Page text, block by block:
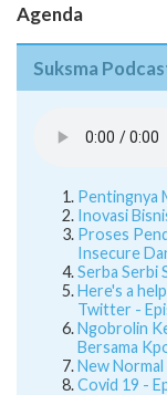
Agenda
Suksma
Pentingnya
Inovasi
Proses
Insecure
Serba Serbi
Here's a
Twitter -
Ngobrolin
Bersama
New Normal
Covid 19 -